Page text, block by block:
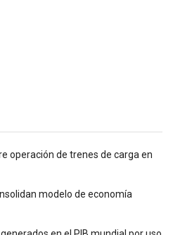
operación de trenes de carga en
modelo de economía